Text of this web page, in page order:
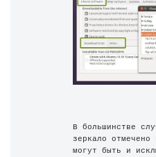
В большинстве
зеркало
могут быть и